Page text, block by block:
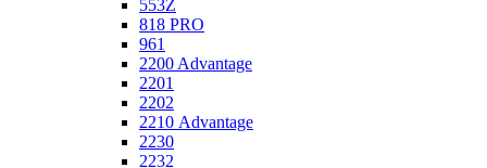
553Z
818 PRO
961
2200 Advantage
2201
2202
2210 Advantage
2230
2232